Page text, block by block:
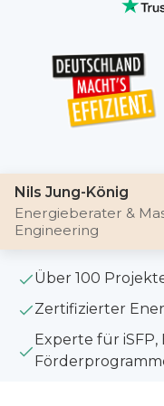
Nils Jung-König
Energieberater &
Engineering
Über 100
Zertifizierter
Experte für iSFP,